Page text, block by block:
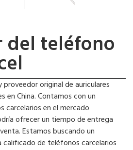
del teléfono
proveedor original de auriculares
en China. Contamos con un
en el mercado
ofrecer un tiempo de entrega
Estamos buscando un
de teléfonos carcelarios